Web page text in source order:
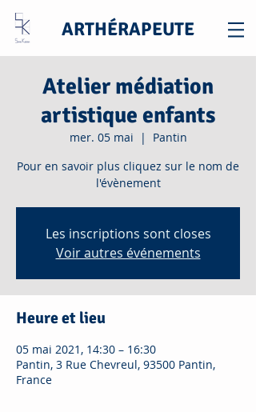
ARTHÉRAPEUTE
Atelier médiation
artistique enfants
mer. 05 mai
  |
Pantin
Pour en savoir plus cliquez sur le nom de
l'évènement
Les inscriptions sont closes
Voir autres événements
Heure et lieu
05 mai 2021, 14:30 – 16:30
Pantin, 3 Rue Chevreul, 93500 Pantin,
France